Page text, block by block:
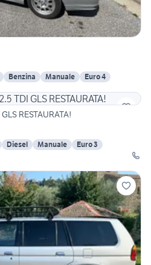
Benzina Manuale
Euro 4
RESTAURATA!
Diesel Manuale
Euro 3